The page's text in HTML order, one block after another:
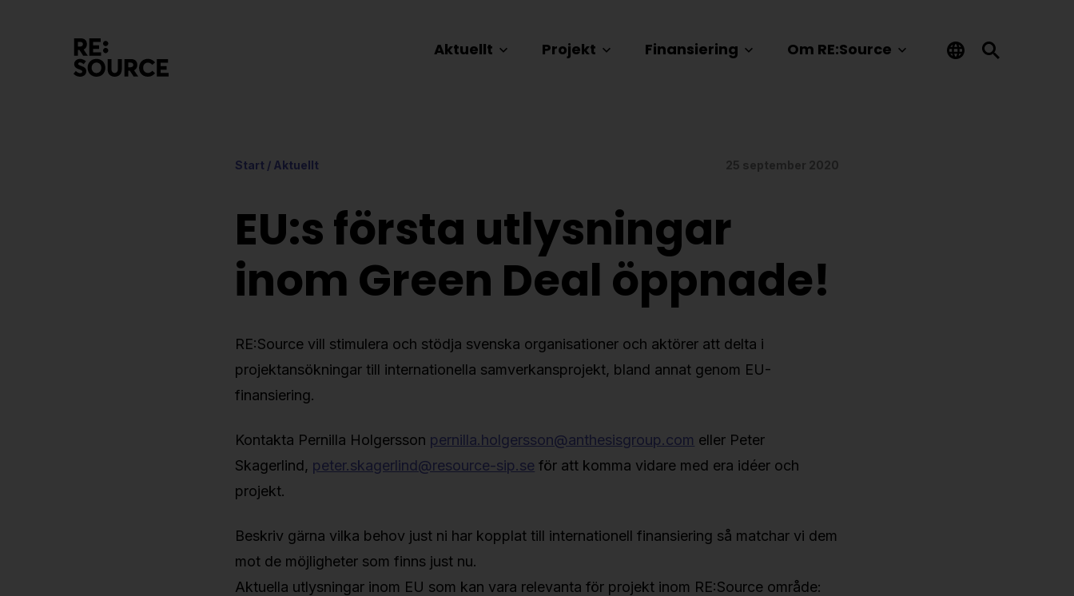
Aktuellt Projekt Finansiering Om RE:Source
Start / Aktuellt 25 september 2020
EU:s första utlysningar
inom Green Deal öppnade!
RE:Source vill stimulera och stödja svenska organisationer och aktörer att delta i
projektansökningar till internationella samverkansprojekt, bland annat genom EU-
finansiering.
Kontakta Pernilla Holgersson pernilla.holgersson@anthesisgroup.com eller Peter
Skagerlind, peter.skagerlind@resource-sip.se för att komma vidare med era idéer och
projekt.
Beskriv gärna vilka behov just ni har kopplat till internationell finansiering så matchar vi dem
mot de möjligheter som finns just nu.
Aktuella utlysningar inom EU som kan vara relevanta för projekt inom RE:Source område: